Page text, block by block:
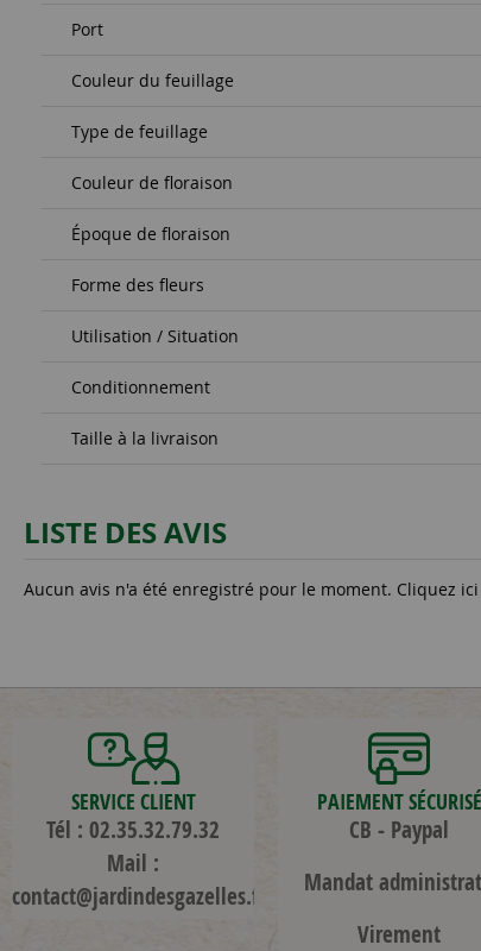
Port
Couleur du feuillage
Type de feuillage
Couleur de floraison
Époque de floraison
Forme des fleurs
Utilisation / Situation
Conditionnement
Taille à la livraison
LISTE DES AVIS
Aucun avis n'a été enregistré pour le moment. Cliquez
SERVICE CLIENT
Tél : 02.35.32.79.32
Mail :
contact@jardindesgazelles.fr
PAIEMENT SÉCURISÉ
CB - Paypal
Mandat
Virement